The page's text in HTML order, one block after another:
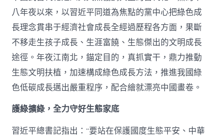
八年夜以來，以習近平同道為焦點的黨中心把綠色成
長理念貫串于經濟社會成長全經過歷程各方面，果斷
不移走生孩子成長、生涯富饒、生態傑出的文明成長
途徑。年夜江南北，錨定目的，真抓實干，鼎力推動
生態文明扶植，加速構成綠色成長方法，推進我國綠
色低碳成長邁出嚴重程序，配合繪就漂亮中國畫卷。
護綠擴綠，全力守好生態家底
習近平總書記指出：“要站在保護國度生態平安、中華